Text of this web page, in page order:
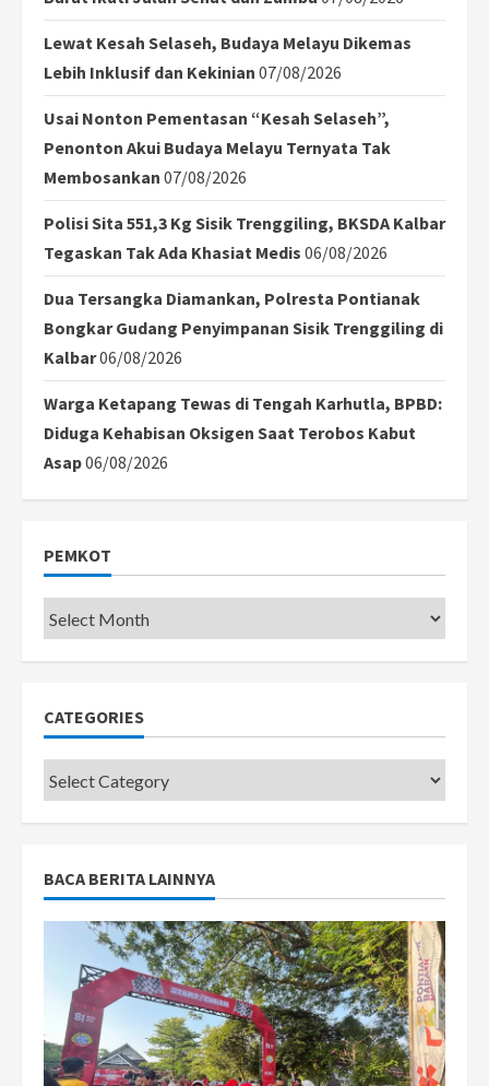
Lewat Kesah Selaseh, Budaya Melayu Dikemas
Lebih Inklusif dan Kekinian 07/08/2026
Usai Nonton Pementasan “Kesah Selaseh”,
Penonton Akui Budaya Melayu Ternyata Tak
Membosankan 07/08/2026
Polisi Sita 551,3 Kg Sisik Trenggiling, BKSDA Kalbar
Tegaskan Tak Ada Khasiat Medis 06/08/2026
Dua Tersangka Diamankan, Polresta Pontianak
Bongkar Gudang Penyimpanan Sisik Trenggiling di
Kalbar06/08/2026
Warga Ketapang Tewas di Tengah Karhutla, BPBD:
Diduga Kehabisan Oksigen Saat Terobos Kabut
Asap06/08/2026
PEMKOT
Pemkot
CATEGORIES
Categories
BACA BERITA LAINNYA